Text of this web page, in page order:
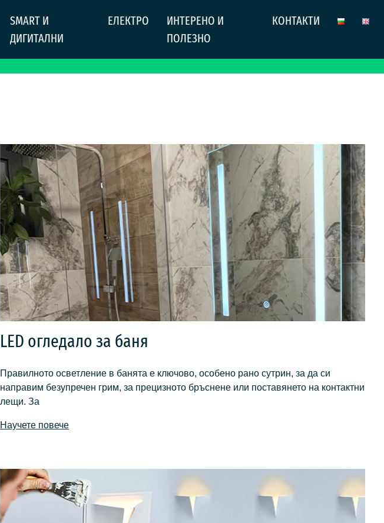
SMART И
ДИГИТАЛНИ
ЕЛЕКТРО
ИНТЕРЕНО И
ПОЛЕЗНО
КОНТАКТИ
LED огледало за баня
Правилното осветление в банята е ключово, особено рано сутрин, за да си
направим безупречен грим, за прецизното бръснене или поставянето на контактни
лещи. За
Научете повече